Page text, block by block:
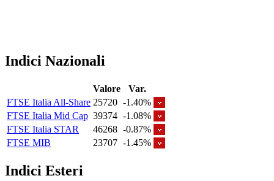
Indici Nazionali
Valore
Var.
FTSE Italia All-Share 25720 -1.40%
FTSE Italia Mid Cap 39374 -1.08%
FTSE Italia STAR
46268 -0.87%
FTSE MIB
23707 -1.45%
Indici Esteri